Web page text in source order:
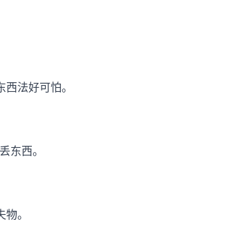
法好可怕。
东西。
。